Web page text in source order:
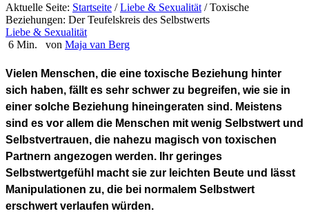
Aktuelle Seite: Startseite / Liebe & Sexualität /Toxische
Beziehungen: Der Teufelskreis des Selbstwerts
Liebe & Sexualität
6 Min.
von Maja van Berg
Vielen Menschen, die eine toxische Beziehung hinter
sich haben, fällt es sehr schwer zu begreifen, wie sie in
einer solche Beziehung hineingeraten sind. Meistens
sind es vor allem die Menschen mit wenig Selbstwert und
Selbstvertrauen, die nahezu magisch von toxischen
Partnern angezogen werden. Ihr geringes
Selbstwertgefühl macht sie zur leichten Beute und lässt
Manipulationen zu, die bei normalem Selbstwert
erschwert verlaufen würden.